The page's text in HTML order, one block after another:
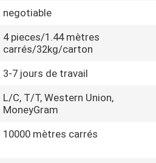
negotiable
4 pieces/1.44 mètres
carrés/32kg/carton
3-7 jours de travail
L/C, T/T, Western Union,
MoneyGram
10000 mètres carrés